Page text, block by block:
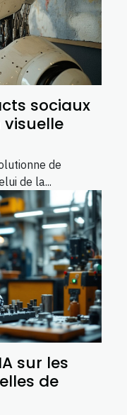
sociaux
de
de la...
sur les
de